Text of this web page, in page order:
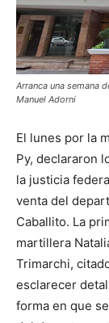
Arranca una semana
Manuel Adorni
El lunes por la
Py, declararon
la justicia
venta del
Caballito. La
martillera
Trimarchi,
esclarecer
forma en que